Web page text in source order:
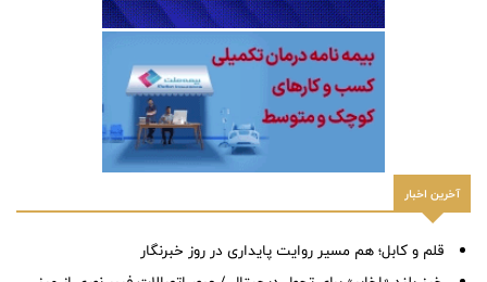
آخرین اخبار
قلم و کابل؛ هم مسیر روایت پایداری در روز خبرنگار